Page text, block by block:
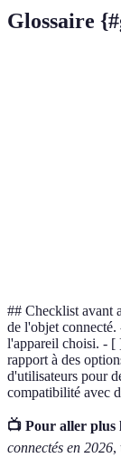
Glossaire
## Checklist avant
de l'objet
l'appareil choisi. - [
rapport à des
d'utilisateurs pour
compatibilité avec
📺 Pour aller plus
connectés en 2026,